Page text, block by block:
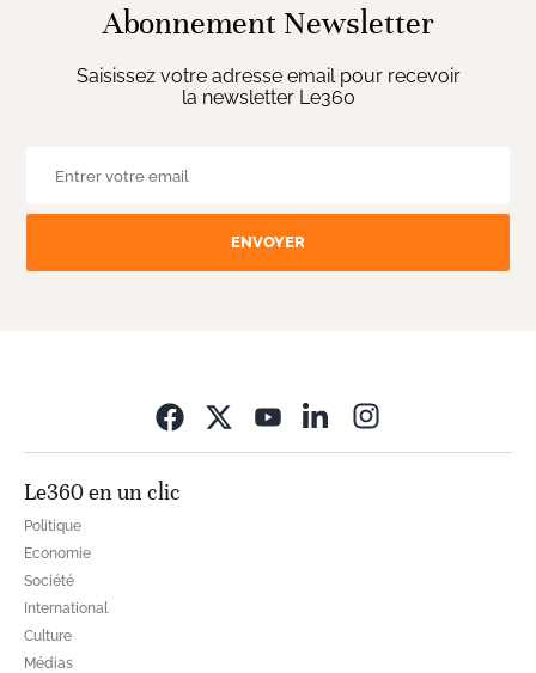
Abonnement Newsletter
Saisissez votre adresse email pour recevoir
la newsletter Le360
ENVOYER
Le360 en un clic
Politique
Economie
Société
International
Culture
Médias